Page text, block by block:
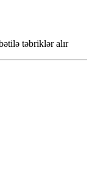
təbriklər alır